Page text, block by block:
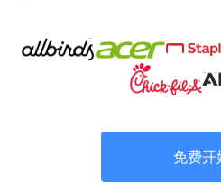
免费开